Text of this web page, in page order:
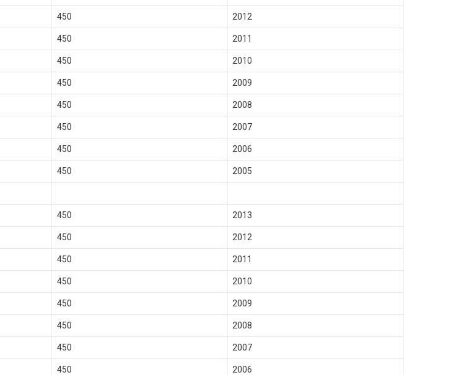
450 2012
450 2011
450 2010
450 2009
450 2008
450 2007
450 2006
450 2005
450 2013
450 2012
450 2011
450 2010
450 2009
450 2008
450 2007
450 2006